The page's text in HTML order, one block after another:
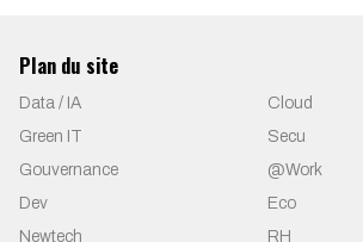
Plan du site
Data / IA
Cloud
Green IT
Secu
Gouvernance
@Work
Dev
Eco
Newtech
RH